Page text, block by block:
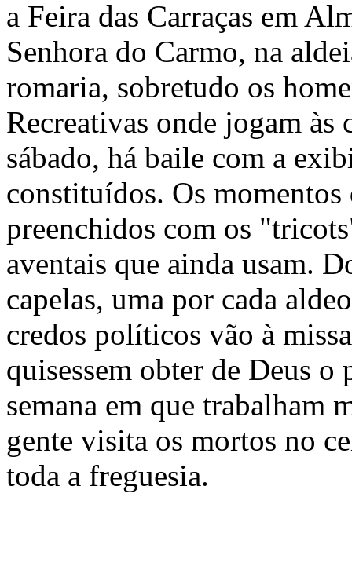
a Feira das Carraças em
Senhora do Carmo, na
romaria, sobretudo os
Recreativas onde jogam
sábado, há baile com a
constituídos. Os momentos
preenchidos com os
aventais que ainda usam.
capelas, uma por cada
credos políticos vão à
quisessem obter de Deus o
semana em que trabalham
gente visita os mortos no
toda a freguesia.